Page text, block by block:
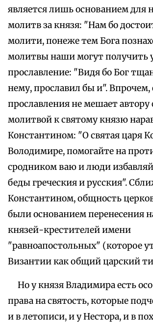
является лишь основанием для
молитв за князя: "Нам бо
молити, понеже тем Бога
молитвы наши могут получить у
прославление: "Видя бо Бог
нему, прославил бы и". Впрочем,
прославления не мешает автору
молитвой к святому князю
Константином: "О святая царя
Володимире, помогайте на
сродником ваю и люди
беды греческия и русския".
Константином, общность
были основанием перенесения
князей-крестителей имени
"равноапостольных" (которое
Византии как общий царский
Но у князя Владимира есть
права на святость, которые
и в летописи, и у Нестора, и в